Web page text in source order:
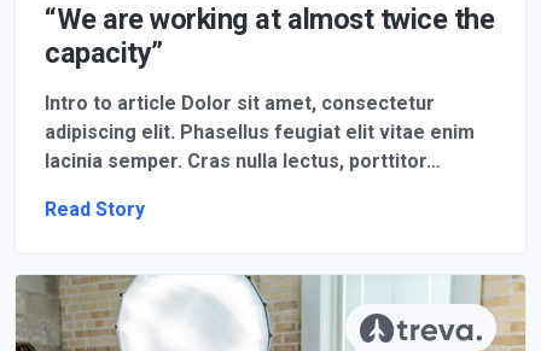
“We are working at almost twice the
capacity”
Intro to article Dolor sit amet, consectetur
adipiscing elit. Phasellus feugiat elit vitae enim
lacinia semper. Cras nulla lectus, porttitor…
Read Story